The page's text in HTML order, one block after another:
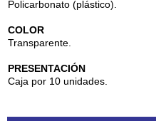
Policarbonato (plástico).
COLOR
Transparente.
PRESENTACIÓN
Caja por 10 unidades.